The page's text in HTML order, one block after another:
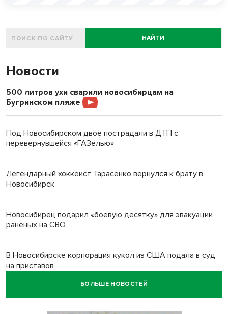
НАЙТИ
Новости
500 литров ухи сварили новосибирцам на
Бугринском пляже
Под Новосибирском двое пострадали в ДТП с
перевернувшейся «ГАЗелью»
Легендарный хоккеист Тарасенко вернулся к брату в
Новосибирск
Новосибирец подарил «боевую десятку» для эвакуации
раненых на СВО
В Новосибирске корпорация кукол из США подала в суд
на приставов
БОЛЬШЕ НОВОСТЕЙ